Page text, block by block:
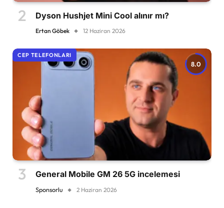
Dyson Hushjet Mini Cool alınır mı?
Ertan Göbek 12 Haziran 2026
8.0
CEP TELEFONLARI
General Mobile GM 26 5G incelemesi
Sponsorlu 2 Haziran 2026